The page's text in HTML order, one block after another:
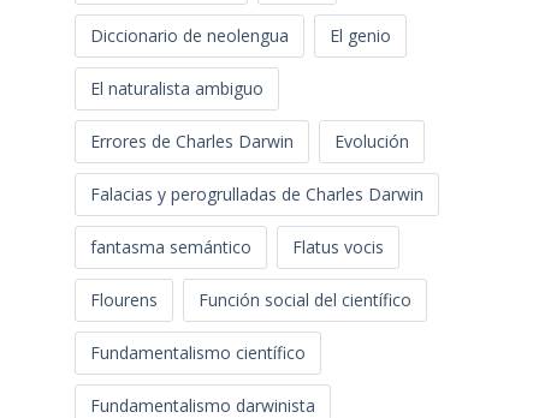
Diccionario de neolengua El genio
El naturalista ambiguo
Errores de Charles Darwin Evolución
Falacias y perogrulladas de Charles Darwin
fantasma semántico Flatus vocis
Flourens Función social del científico
Fundamentalismo científico
Fundamentalismo darwinista